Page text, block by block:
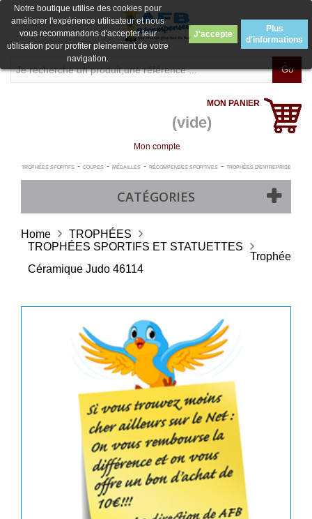
Go
MON PANIER
(vide)
Mon compte
TROPHÉES SPORTIFS- COUPES- MÉDAILLES- RÉCOMPENSES SPORTIVES- TROPHÉES D'ENTREPRISE
CATÉGORIES
Notre boutique utilise des cookies pour
améliorer l'expérience utilisateur et nous
vous recommandons d'accepter leur
utilisation pour profiter pleinement de votre
navigation.
J'accepte
Plus
d'informations
Home
TROPHÉES
TROPHÉES SPORTIFS ET STATUETTES
Trophée
Céramique Judo 46114